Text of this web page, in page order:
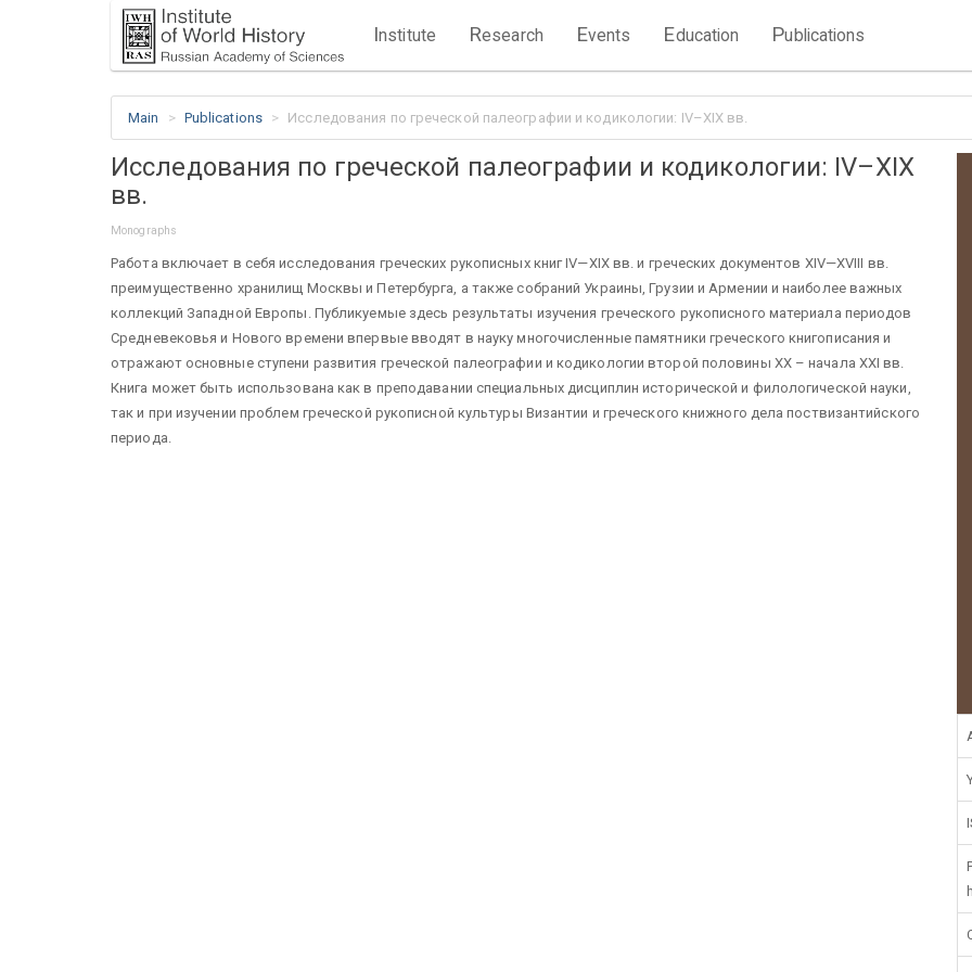
Institute Research Events Education Publications
Main Publications Исследования по греческой палеографии и кодикологии: IV–XIX вв.
Исследования по греческой палеографии и кодикологии: IV–XIX
вв.
Monographs
Работа включает в себя исследования греческих рукописных книг IV—XIX вв. и греческих документов XIV—XVIII вв.
преимущественно хранилищ Москвы и Петербурга, а также собраний Украины, Грузии и Армении и наиболее важных
коллекций Западной Европы. Публикуемые здесь результаты изучения греческого рукописного материала периодов
Средневековья и Нового времени впервые вводят в науку многочисленные памятники греческого книгописания и
отражают основные ступени развития греческой палеографии и кодикологии второй половины XX – начала XXI вв.
Книга может быть использована как в преподавании специальных дисциплин исторической и филологической науки,
так и при изучении проблем греческой рукописной культуры Византии и греческого книжного дела поствизантийского
периода.